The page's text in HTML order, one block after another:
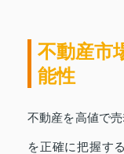
不動産市
能性
不動産を高値で
を正確に把握す